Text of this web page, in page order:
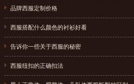
品牌西服定制价格
{dede:field.pubdate
西服搭配什么颜色的衬衫好看
告诉你一些关于西服的秘密
西服纽扣的正确扣法